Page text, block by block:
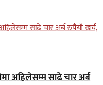
अहिलेसम्म साढे चार अर्ब